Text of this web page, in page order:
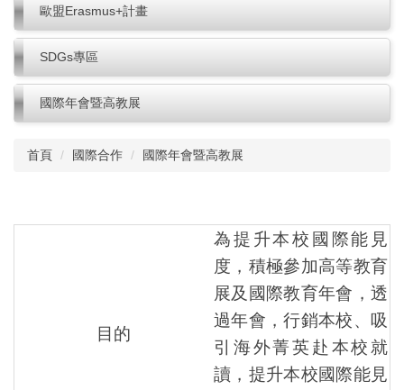
歐盟Erasmus+計畫
SDGs專區
國際年會暨高教展
首頁 國際合作 國際年會暨高教展
目的
為提升本校國際能見
度，積極參加高等教育
展及國際教育年會，透
過年會，行銷本校、吸
引海外菁英赴本校就
讀，提升本校國際能見